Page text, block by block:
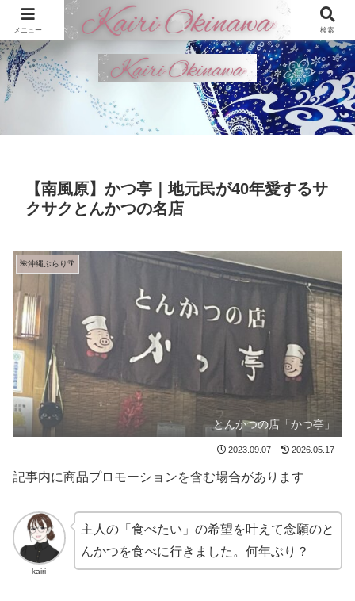
【南風原】かつ亭｜地元民が40年愛するサ
クサクとんかつの名店
🌺沖縄ぶらり🌴
とんかつの店「かつ亭」
2023.09.07 2026.05.17
記事内に商品プロモーションを含む場合があります
kairi
主人の「食べたい」の希望を叶えて念願のと
んかつを食べに行きました。何年ぶり？
メニュー 検索